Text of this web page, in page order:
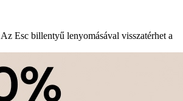
Esc billentyű lenyomásával visszatérhet a